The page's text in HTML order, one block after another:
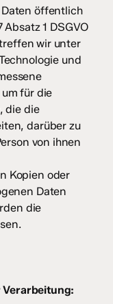
öffentlich
1 DSGVO
wir unter
und
für die
die die
darüber zu
von ihnen
Kopien oder
Daten
die